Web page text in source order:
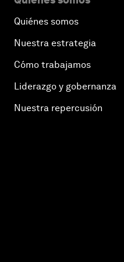
Quiénes somos
Nuestra estrategia
Cómo trabajamos
Liderazgo y gobernanza
Nuestra repercusión